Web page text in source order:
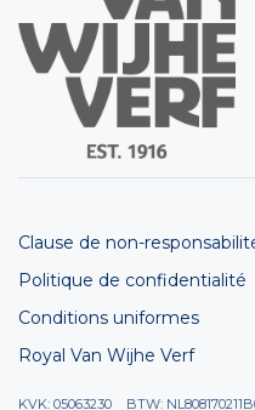
Clause de non-
Politique de confidentialité
Conditions uniformes
Royal Van Wijhe Verf
KVK: 05063230 BTW: